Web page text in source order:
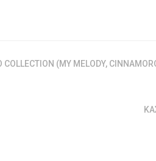
COLLECTION (MY MELODY,